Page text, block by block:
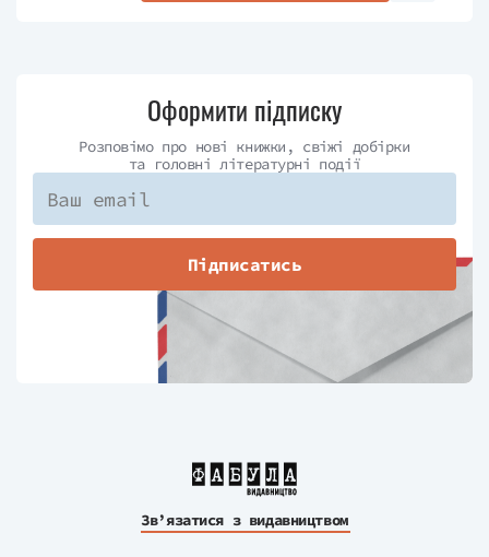
Оформити підписку
Розповімо про нові книжки, свіжі добірки
та головні літературні події
Підписатись
Зв’язатися з видавництвом